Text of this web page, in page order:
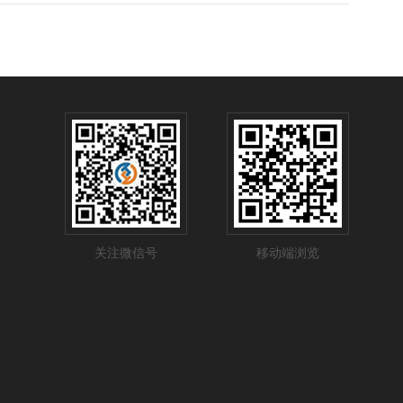
关注微信号 移动端浏览